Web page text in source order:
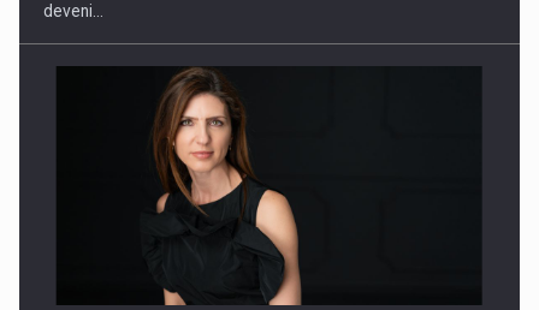
PUTTING ROMANIAN CORPORATE COMPANIES ON THE
INTERNATIONAL BUSINESS SCENE
deveni…